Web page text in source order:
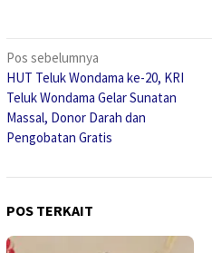
Navigasi
pos
Pos sebelumnya
HUT Teluk Wondama ke-20, KRI
Teluk Wondama Gelar Sunatan
Massal, Donor Darah dan
Pengobatan Gratis
POS TERKAIT